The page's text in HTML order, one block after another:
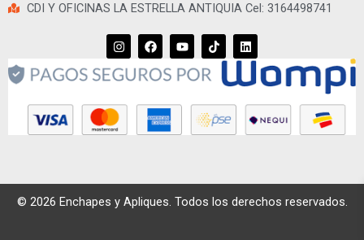
CDI Y OFICINAS LA ESTRELLA ANTIQUIA Cel: 3164498741
I
n
s
t
g
r
a
m
F
a
c
e
o
o
k
Y
o
u
t
T
i
k
L
i
n
e
d
n
© 2026 Enchapes y Apliques. Todos los derechos reservados.